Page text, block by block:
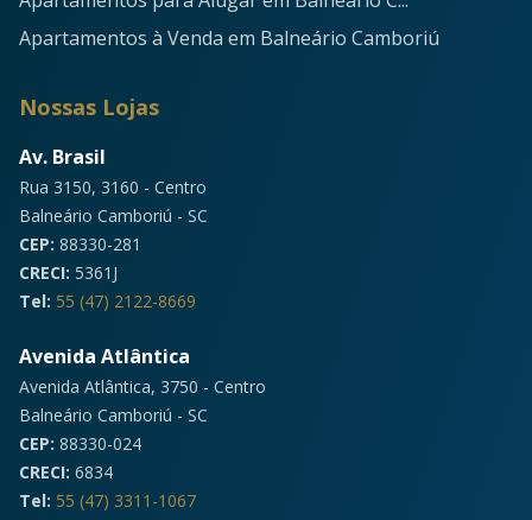
Apartamentos à Venda em Balneário Camboriú
Nossas Lojas
Av. Brasil
Rua 3150, 3160 - Centro
Balneário Camboriú - SC
CEP: 88330-281
CRECI: 5361J
Tel: 55 (47) 2122-8669
Avenida Atlântica
Avenida Atlântica, 3750 - Centro
Balneário Camboriú - SC
CEP: 88330-024
CRECI: 6834
Tel: 55 (47) 3311-1067